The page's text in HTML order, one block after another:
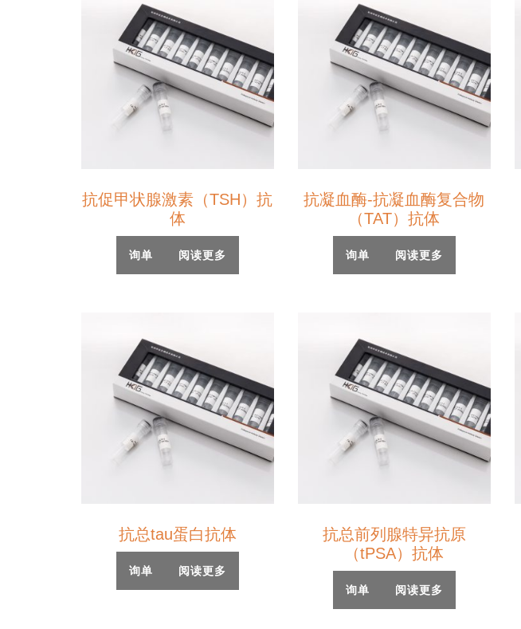
抗促甲状腺激素（TSH）抗
体
询单 阅读更多
抗凝血酶-抗凝血酶复合物
（TAT）抗体
询单 阅读更多
抗总tau蛋白抗体
询单 阅读更多
抗总前列腺特异抗原
（tPSA）抗体
询单 阅读更多